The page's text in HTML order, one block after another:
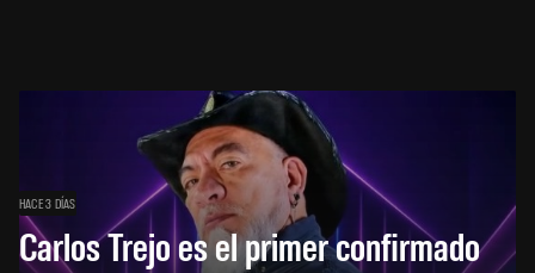
HACE 3 DÍAS
Carlos Trejo es el primer confirmado